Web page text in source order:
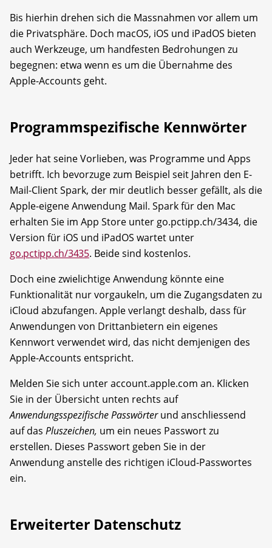
Bis hierhin drehen sich die Massnahmen vor allem um
die Privatsphäre. Doch macOS, iOS und iPadOS bieten
auch Werkzeuge, um handfesten Bedrohungen zu
begegnen: etwa wenn es um die Übernahme des
Apple-Accounts geht.
Programmspezifische Kennwörter
Jeder hat seine Vorlieben, was Programme und Apps
betrifft. Ich bevorzuge zum Beispiel seit Jahren den E-
Mail-Client Spark, der mir deutlich besser gefällt, als die
Apple-eigene Anwendung Mail. Spark für den Mac
erhalten Sie im App Store unter go.pctipp.ch/3434, die
Version für iOS und iPadOS wartet unter
go.pctipp.ch/3435. Beide sind kostenlos.
Doch eine zwielichtige Anwendung könnte eine
Funktionalität nur vorgaukeln, um die Zugangsdaten zu
iCloud abzufangen. Apple verlangt deshalb, dass für
Anwendungen von Drittanbietern ein eigenes
Kennwort verwendet wird, das nicht demjenigen des
Apple-Accounts entspricht.
Melden Sie sich unter account.apple.com an. Klicken
Sie in der Übersicht unten rechts auf
Anwendungsspezifische Passwörterund anschliessend
auf das Pluszeichen, um ein neues Passwort zu
erstellen. Dieses Passwort geben Sie in der
Anwendung anstelle des richtigen iCloud-Passwortes
ein.
Erweiterter Datenschutz